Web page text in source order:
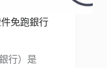
免跑銀行
行）是